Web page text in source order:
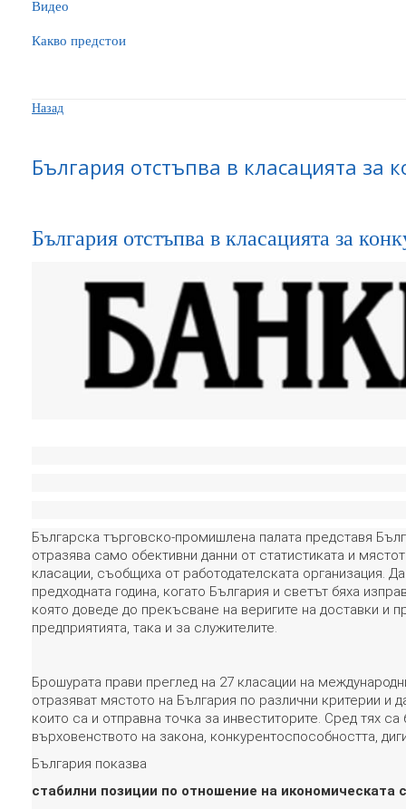
Видео
Какво предстои
Назад
България отстъпва в класацията за
България отстъпва в класацията за
Българска търговско-промишлена палата представя
отразява само обективни данни от статистиката и
класации, съобщиха от работодателската организация.
предходната година, когато България и светът бяха
която доведе до прекъсване на веригите на доставки и
предприятията, така и за служителите.
Брошурата прави преглед на 27 класации на
отразяват мястото на България по различни критерии и
които са и отправна точка за инвеститорите. Сред тях
върховенството на закона, конкурентоспособността,
България показва
стабилни позиции по отношение на икономическата